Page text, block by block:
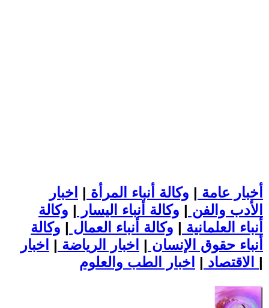
أخبار عامة | وكالة أنباء المرأة | اخبار
الأدب والفن | وكالة أنباء اليسار | وكالة
أنباء العلمانية | وكالة أنباء العمال | وكالة
أنباء حقوق الإنسان | اخبار الرياضة | اخبار
الاقتصاد | |